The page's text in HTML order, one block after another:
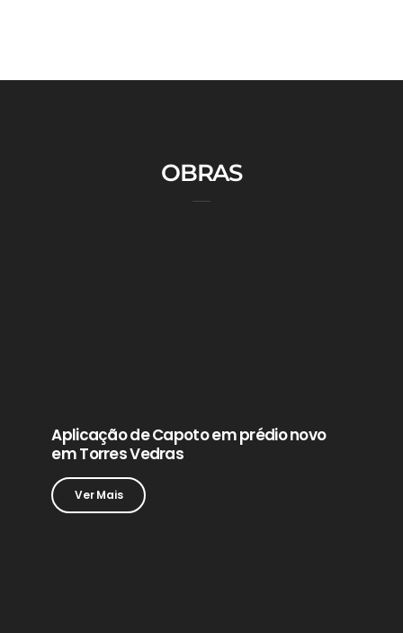
OBRAS
Aplicação de Capoto em prédio novo
em Torres Vedras
Ver Mais